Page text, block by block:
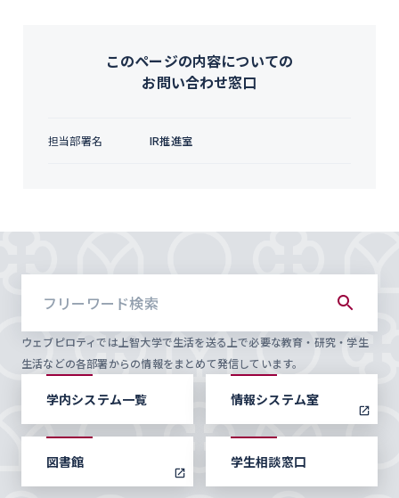
このページの内容についての
お問い合わせ窓口
担当部署名 IR推進室
ウェブピロティでは上智大学で生活を送る上で必要な教育・研究・学生
生活などの各部署からの情報をまとめて発信しています。
学内システム一覧 情報システム室
図書館 学生相談窓口